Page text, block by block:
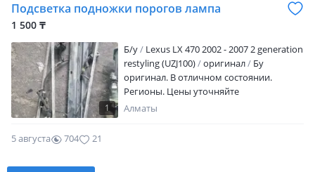
Подсветка подножки порогов лампа
1 500 ₸
1
Б/y
Lexus LX 470 2002 - 2007 2 generation
restyling (UZJ100)
оригинал
Бу
оригинал. В отличном состоянии.
Регионы. Цены уточняйте
Алматы
5 августа 704 21